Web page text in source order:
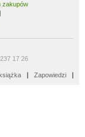
zakupów
|
17 26
Zapowiedzi